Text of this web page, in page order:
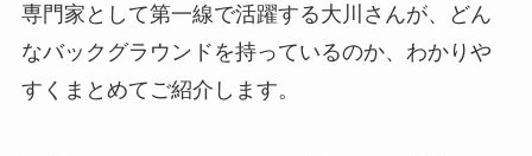
専門家として第一線で活躍する大川さんが、どん
なバックグラウンドを持っているのか、わかりや
すくまとめてご紹介します。